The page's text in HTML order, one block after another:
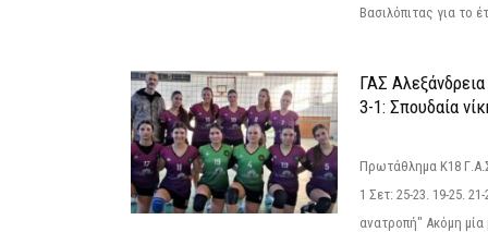
Βασιλόπιτας για το
ΓΑΣ
3-1: Σπουδαία
Πρωτάθλημα Κ18
1 Σετ: 25-23. 19-25.
ανατροπή" Ακόμη μία